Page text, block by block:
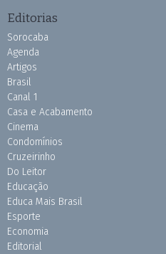
Editorias
Sorocaba
Agenda
Artigos
Brasil
Canal 1
Casa e Acabamento
Cinema
Condomínios
Cruzeirinho
Do Leitor
Educação
Educa Mais Brasil
Esporte
Economia
Editorial